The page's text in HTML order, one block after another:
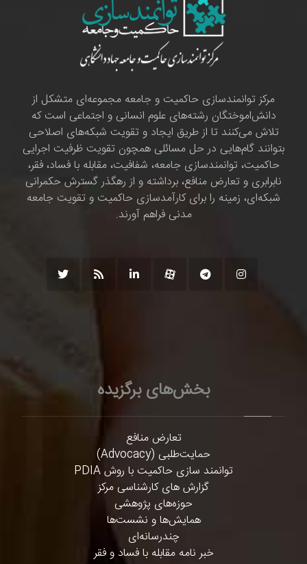
مرکز توانمندسازی حاکمیت و جامعه مجموعه‌ای متشکل از
دانش‌اموختگان رشته‌های علوم انسانی و اجتماعی است که
تلاش می‌کنند تا از طریق ایجاد و تقویت شبکه‌های اصلاحی
بتوانند گام‌هایی در حل مسائلی همچون تقویت ظرفیت اجرایی
حاکمیت، توانمندسازی جامعه، شفافیت، مقابله با فساد، فقر،
نابرابری و تعارض منافع، برداشته و از رهگذر گسترش حکمرانی
شبکه‌ای، زمینه را برای کارآمدسازی حاکمیت و تقویت جامعه
مدنی فراهم آورند.
بخش‌های برگزیده
تعارض منافع
حمایت‌طلبی (Advocacy)
توانمند سازی حاکمیت با روش PDIA
گزارش های کارشناسی مرکز
حوزه‌های پژوهشی
همایش‌ها و نشست‌ها
چندرسانه‌ای
خبر نامه مقابله با فساد و فقر